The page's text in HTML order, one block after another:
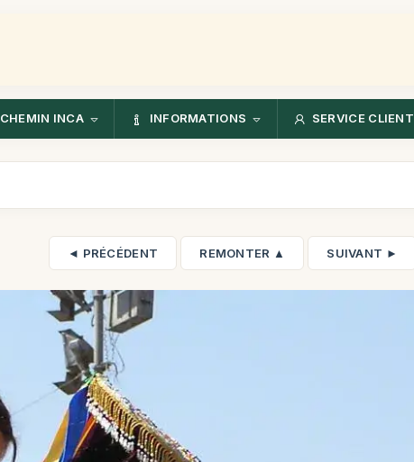
CHEMIN INCA INFORMATIONS SERVICE CLIENT
◄ PRÉCÉDENT REMONTER ▲ SUIVANT ►